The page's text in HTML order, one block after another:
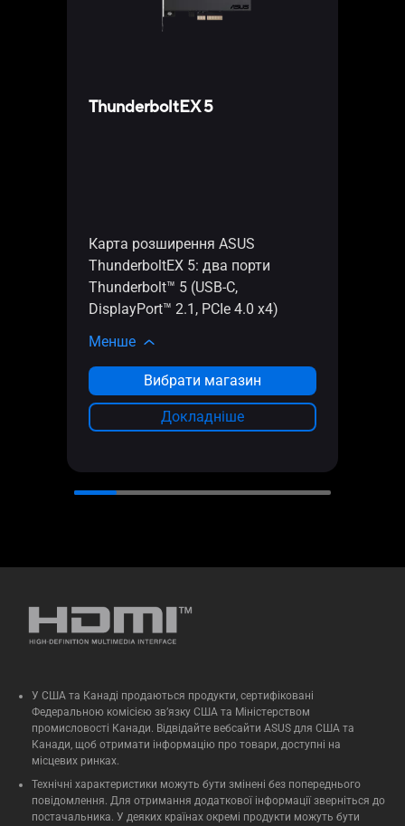
ThunderboltEX 5
Карта розширення ASUS
ThunderboltEX 5: два порти
Thunderbolt™ 5 (USB‑C,
DisplayPort™ 2.1, PCIe 4.0 x4)
Менше
Вибрати магазин
Докладніше
У США та Канаді продаються продукти, сертифіковані
Федеральною комісією зв’язку США та Міністерством
промисловості Канади. Відвідайте вебсайти ASUS для США та
Канади, щоб отримати інформацію про товари, доступні на
місцевих ринках.
Технічні характеристики можуть бути змінені без попереднього
повідомлення. Для отримання додаткової інформації зверніться до
постачальника. У деяких країнах окремі продукти можуть бути